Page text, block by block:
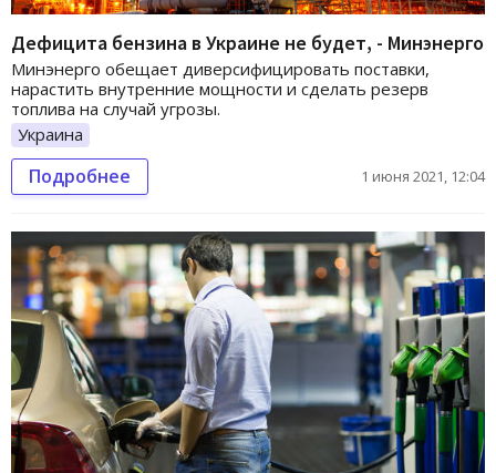
Дефицита бензина в Украине не будет, - Минэнерго
Минэнерго обещает диверсифицировать поставки,
нарастить внутренние мощности и сделать резерв
топлива на случай угрозы.
Украина
Подробнее 1 июня 2021, 12:04